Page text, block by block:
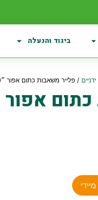
ביגוד והנעלה
ידניים / פלייר משאבות כתום אפור ״10 מקצועי – הנטר